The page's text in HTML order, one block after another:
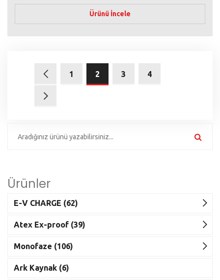
Ürünü İncele
1 2 3 4
Ürünler
E-V CHARGE (62)
Atex Ex-proof (39)
Monofaze (106)
Ark Kaynak (6)